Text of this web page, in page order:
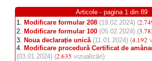
Articole - pagina 1 din 89
1. Modificare formular 208 (19.02.2024) (
2. Modificare formular 100 (05.02.2024) (
3. Noua declarație unică (11.01.2024) (4.192
4. Modificare procedură Certificat de
(03.01.2024) (2.635 vizualizări)